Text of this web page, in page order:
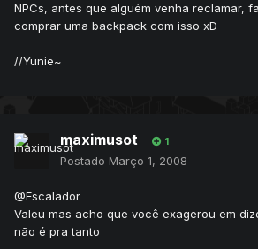
NPCs, antes que alguém venha reclamar,
comprar uma backpack com isso xD
//Yunie~
maximusot 1
Postado Março 1, 2008
@Escalador
Valeu mas acho que você exagerou em
não é pra tanto